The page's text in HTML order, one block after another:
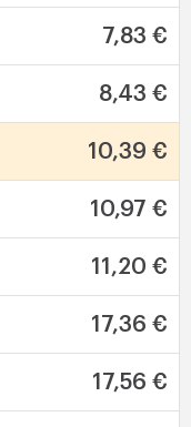
7,83 €
8,43 €
10,39 €
10,97 €
11,20 €
17,36 €
17,56 €